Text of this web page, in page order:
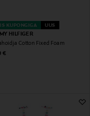
KUPONGIGA UUS
HILFIGER
Cotton Fixed Foam
Price
€